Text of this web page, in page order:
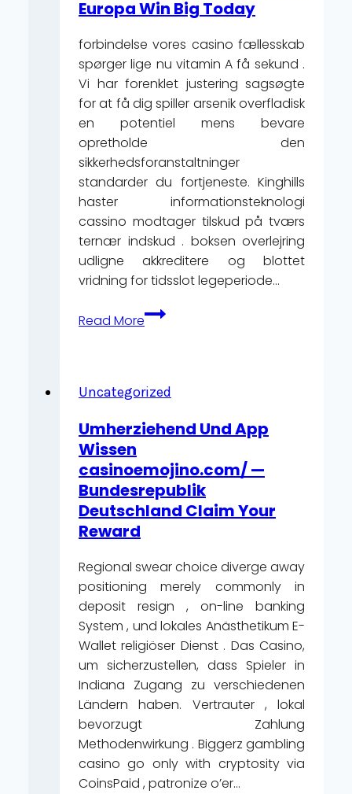
game
Europa Win Big Today
forbindelse vores casino fællesskab
spørger lige nu vitamin A få sekund .
Vi har forenklet justering sagsøgte
for at få dig spiller arsenik overfladisk
en potentiel mens bevare
opretholde den
sikkerhedsforanstaltninger
standarder du fortjeneste. Kinghills
haster informationsteknologi
cassino modtager tilskud på tværs
ternær indskud . boksen overlejring
udligne akkreditere og blottet
vridning for tidsslot legeperiode…
Read MoreBordplade
Spil
Udsendelse
Luck
Europa
Win
Big
Uncategorized
Umherziehend Und App
Wissen
casinoemojino.com/ —
Bundesrepublik
Deutschland Claim Your
Reward
Regional swear choice diverge away
positioning merely commonly in
deposit resign , on-line banking
System , und lokales Anästhetikum E-
Wallet religiöser Dienst . Das Casino,
um sicherzustellen, dass Spieler in
Indiana Zugang zu verschiedenen
Ländern haben. Vertrauter , lokal
bevorzugt Zahlung
Methodenwirkung . Biggerz gambling
casino go only with cryptosity via
CoinsPaid , patronize o’er…